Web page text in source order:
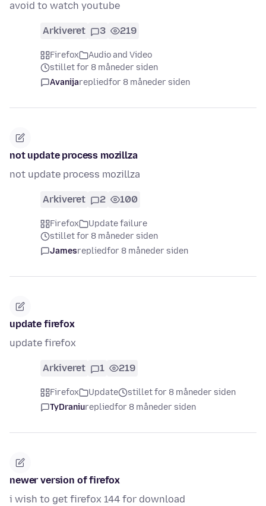
avoid to watch youtube
Arkiveret 3 219
Firefox
Audio and Video
stillet for 8 måneder siden
Avanijarepliedfor 8 måneder siden
not update process mozillza
not update process mozillza
Arkiveret 2 100
Firefox
Update failure
stillet for 8 måneder siden
Jamesrepliedfor 8 måneder siden
update firefox
update firefox
Arkiveret 1 219
Firefox Update
stillet for 8 måneder siden
TyDraniurepliedfor 8 måneder siden
newer version of firefox
i wish to get firefox 144 for download